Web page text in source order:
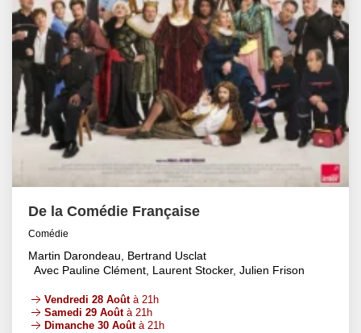
De la Comédie Française
Comédie
Martin Darondeau, Bertrand Usclat
Avec Pauline Clément, Laurent Stocker, Julien Frison
Vendredi 28 Aoûtà 21h
Samedi 29 Aoûtà 21h
Dimanche 30 Aoûtà 21h